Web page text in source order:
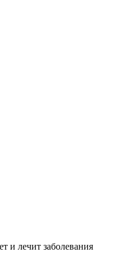
и лечит заболевания